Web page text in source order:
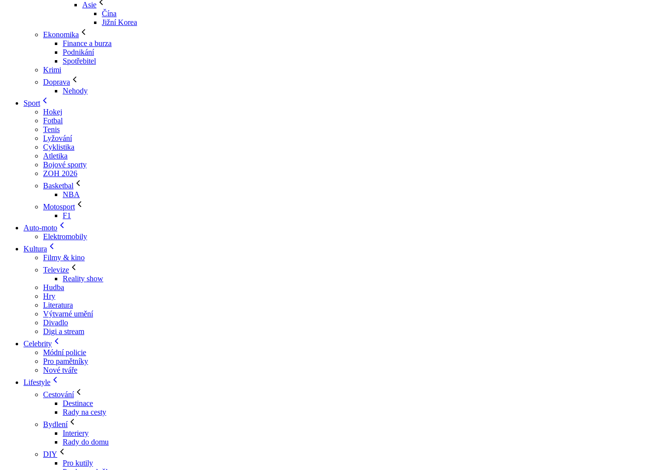
Asie
Čína
Jižní Korea
Ekonomika
Finance a burza
Podnikání
Spotřebitel
Krimi
Doprava
Nehody
Sport
Hokej
Fotbal
Tenis
Lyžování
Cyklistika
Atletika
Bojové sporty
ZOH 2026
Basketbal
NBA
Motosport
F1
Auto-moto
Elektromobily
Kultura
Filmy & kino
Televize
Reality show
Hudba
Hry
Literatura
Výtvarné umění
Divadlo
Digi a stream
Celebrity
Módní policie
Pro pamětníky
Nové tváře
Lifestyle
Cestování
Destinace
Rady na cesty
Bydlení
Interiery
Rady do domu
DIY
Pro kutily